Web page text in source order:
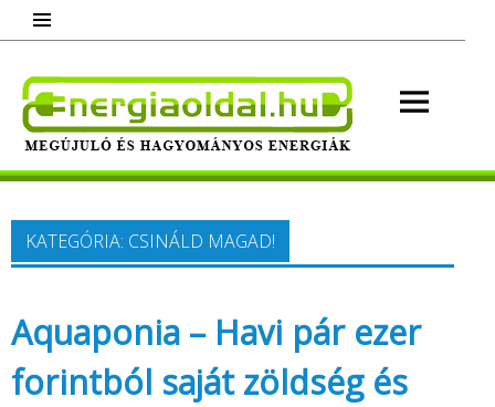
content
Megújuló és hagyományos energiák.
Minden, ami energia!
KATEGÓRIA: CSINÁLD MAGAD!
Aquaponia – Havi pár ezer
forintból saját zöldség és